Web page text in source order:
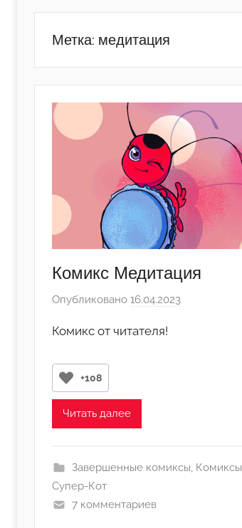
Метка: медитация
Комикс Медитация
Опубликовано 16.04.2023
d
Комикс от читателя!
+108
Читать далее
Завершенные комиксы, Комиксы
Супер-Кот
7 комментариев